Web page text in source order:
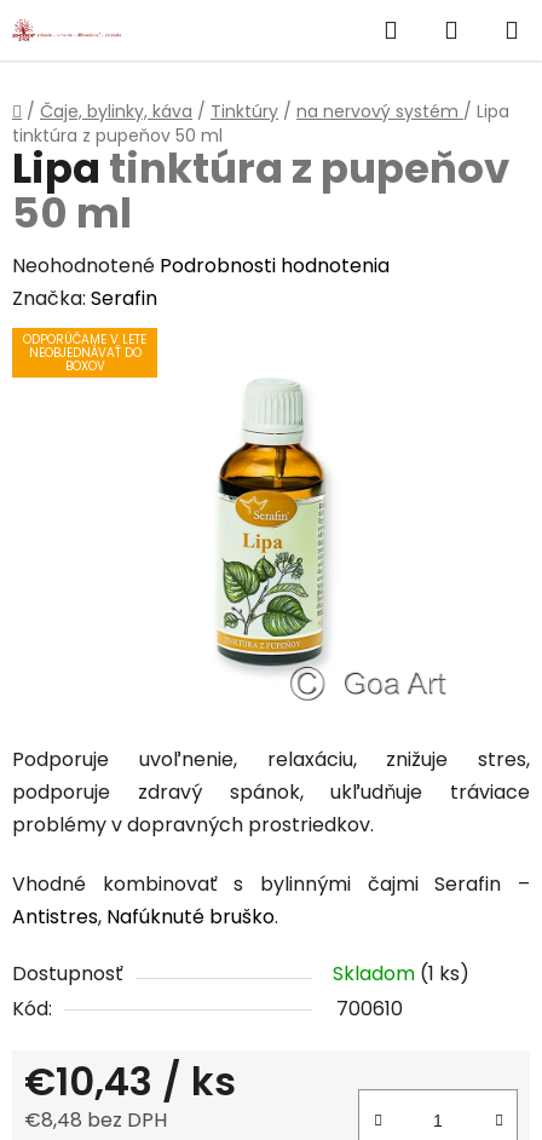
Prejsť
na
Hľadať
KOŠÍK
Domov
/ Čaje, bylinky, káva / Tinktúry / na nervový systém / Lipa
tinktúra z pupeňov 50 ml
Podporuje uvoľnenie, relaxáciu, znižuje stres,
podporuje zdravý spánok, ukľudňuje tráviace
problémy v dopravných prostriedkov.
Vhodné kombinovať s bylinnými čajmi Serafin –
Antistres, Nafúknuté bruško.
Dostupnosť Skladom (1 ks)
Kód:
700610
€10,43 / ks
€8,48 bez DPH
Lipa tinktúra z pupeňov
50 ml
Priemerné
hodnotenie
produktu
Neohodnotené Podrobnosti hodnotenia
Značka: Serafin
ODPORÚČAME V LETE
NEOBJEDNÁVAŤ DO
BOXOV